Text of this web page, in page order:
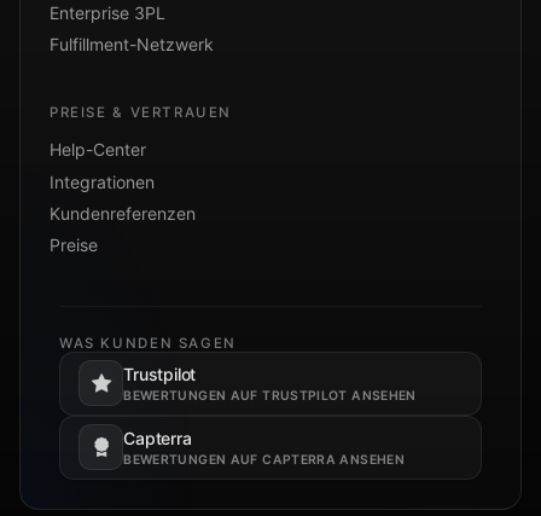
Enterprise 3PL
Fulfillment-Netzwerk
PREISE & VERTRAUEN
Help-Center
Integrationen
Kundenreferenzen
Preise
WAS KUNDEN SAGEN
Trustpilot
BEWERTUNGEN AUF TRUSTPILOT ANSEHEN
Öffnet in einem neuen Tab.
Capterra
BEWERTUNGEN AUF CAPTERRA ANSEHEN
Öffnet in einem neuen Tab.